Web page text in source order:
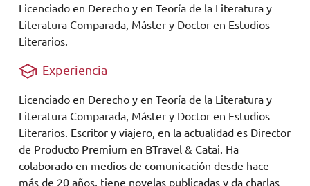
Licenciado en Derecho y en Teoría de la Literatura y
Literatura Comparada, Máster y Doctor en Estudios
Literarios.
Experiencia
Licenciado en Derecho y en Teoría de la Literatura y
Literatura Comparada, Máster y Doctor en Estudios
Literarios. Escritor y viajero, en la actualidad es Director
de Producto Premium en BTravel & Catai. Ha
colaborado en medios de comunicación desde hace
más de 20 años, tiene novelas publicadas y da charlas